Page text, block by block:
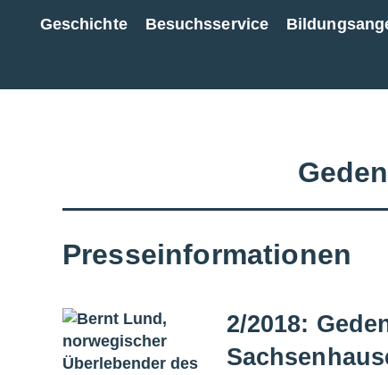
Geschichte Besuchsservice
Presseinformationen
2/2018: